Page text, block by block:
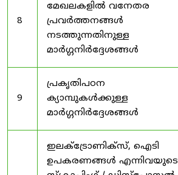
8
മേഖലകളിൽ വനേതര
പ്രവർത്തനങ്ങൾ
നടത്തുന്നതിനുള്ള
മാർഗ്ഗനിർദ്ദേശങ്ങൾ
9
പ്രകൃതിപഠന
ക്യാമ്പുകൾക്കുള്ള
മാർഗ്ഗനിർദ്ദേശങ്ങൾ
ഇലക്‌ട്രോണിക്‌സ്, ഐടി
ഉപകരണങ്ങൾ എന്നിവയുടെ